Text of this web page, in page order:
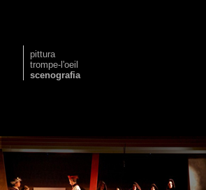
pittura
trompe-l'oeil
scenografia